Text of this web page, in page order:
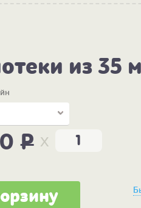
из 35
P x